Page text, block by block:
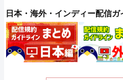
日本・海外・インディー配信ガ